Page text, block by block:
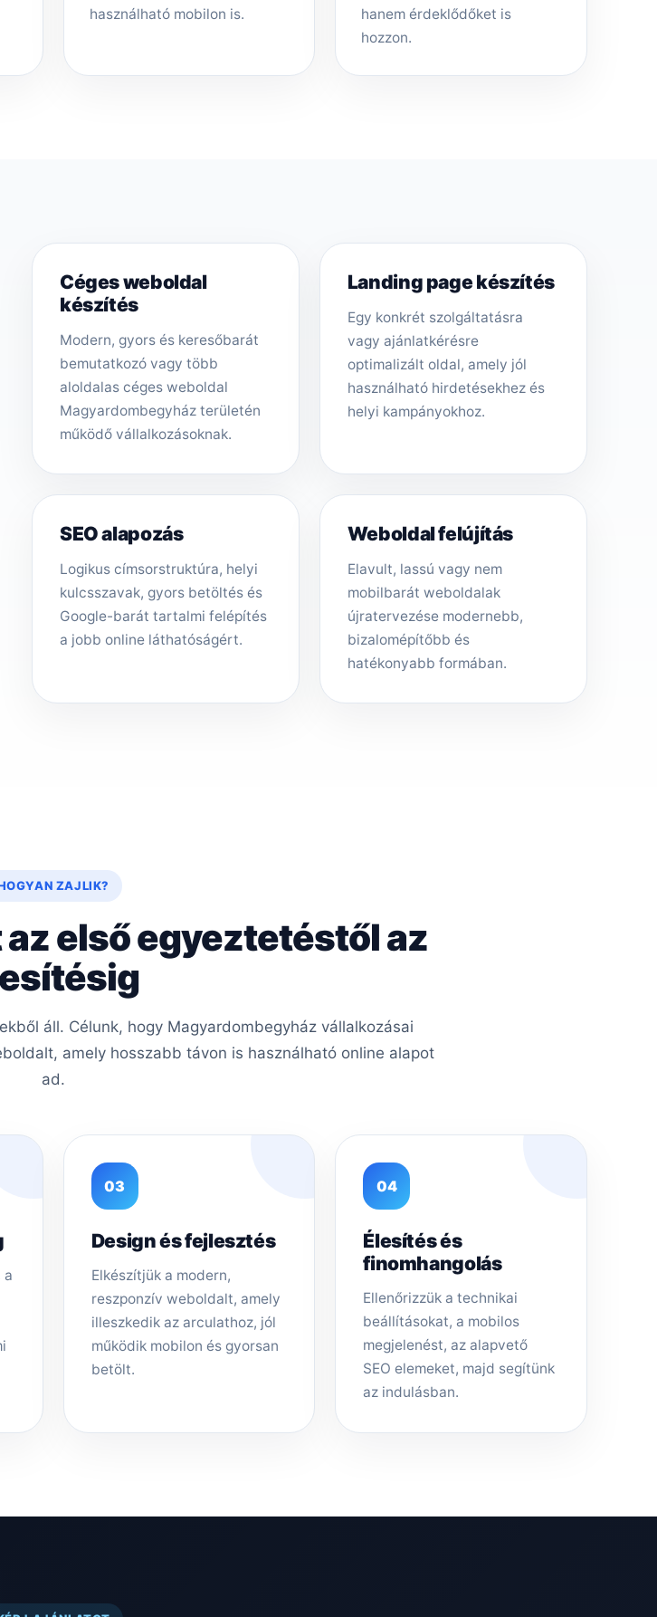
használható mobilon is.
hanem érdeklődőket is
hozzon.
Céges weboldal
készítés
Modern, gyors és keresőbarát
bemutatkozó vagy több
aloldalas céges weboldal
Magyardombegyház területén
működő vállalkozásoknak.
Landing page készítés
Egy konkrét szolgáltatásra
vagy ajánlatkérésre
optimalizált oldal, amely jól
használható hirdetésekhez és
helyi kampányokhoz.
SEO alapozás
Logikus címsorstruktúra, helyi
kulcsszavak, gyors betöltés és
Google-barát tartalmi felépítés
a jobb online láthatóságért.
Weboldal felújítás
Elavult, lassú vagy nem
mobilbarát weboldalak
újratervezése modernebb,
bizalomépítőbb és
hatékonyabb formában.
ZAJLIK?
első egyeztetéstől az
áll. Célunk, hogy Magyardombegyház vállalkozásai
amely hosszabb távon is használható online alapot
ad.
a
03
Design és fejlesztés
Elkészítjük a modern,
reszponzív weboldalt, amely
illeszkedik az arculathoz, jól
működik mobilon és gyorsan
betölt.
04
Élesítés és
finomhangolás
Ellenőrizzük a technikai
beállításokat, a mobilos
megjelenést, az alapvető
SEO elemeket, majd segítünk
az indulásban.